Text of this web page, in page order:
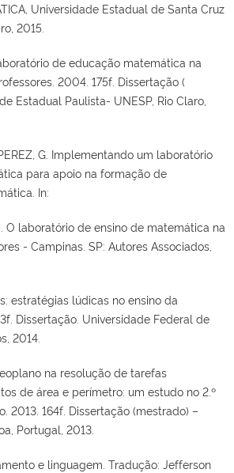
Universidade Estadual de Santa Cruz
2015.
de educação matemática na
2004. 175f. Dissertação (
Estadual Paulista- UNESP, Rio Claro,
G. Implementando um laboratório
para apoio na formação de
In:
O laboratório de ensino de matemática na
- Campinas. SP: Autores Associados,
estratégias lúdicas no ensino da
Dissertação. Universidade Federal de
2014.
na resolução de tarefas
de área e perímetro: um estudo no 2.º
2013. 164f. Dissertação (mestrado) –
Portugal, 2013.
e linguagem. Tradução: Jefferson